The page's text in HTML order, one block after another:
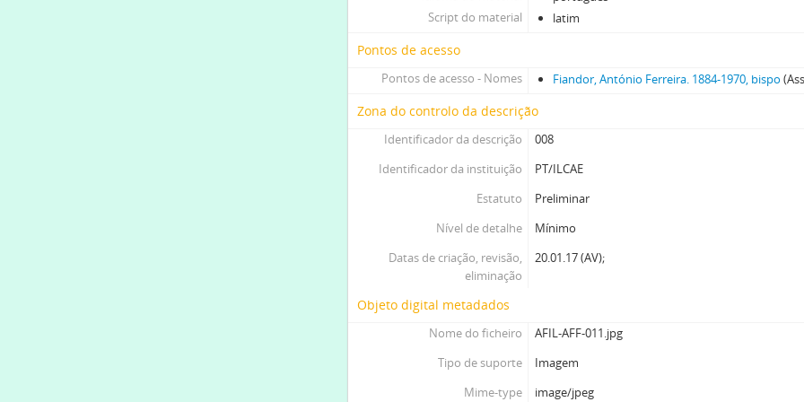
[Coleção ao nível da série] OEL - [Fotografias do Órfeão Evangélico de
Script do material
latim
Pontos de acesso
Pontos de acesso - Nomes Fiandor, António Ferreira. 1884-1970, bispo
Zona do controlo da descrição
Identificador da descrição
008
Identificador da instituição
PT/ILCAE
Estatuto
Preliminar
Nível de detalhe
Mínimo
Datas de criação, revisão,
eliminação
20.01.17 (AV);
Objeto digital metadados
Nome do ficheiro
AFIL-AFF-011.jpg
Tipo de suporte
Imagem
Mime-type
image/jpeg